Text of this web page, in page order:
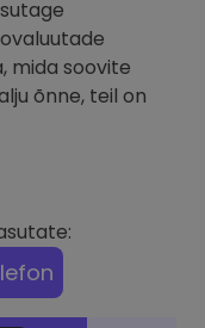
mida soovite
õnne, teil on